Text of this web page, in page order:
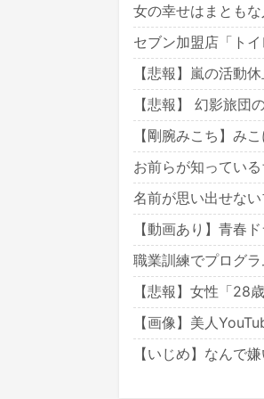
女の幸せはまとも
セブン加盟店「ト
【悲報】嵐の活動
【悲報】 幻影旅団
【剛腕みこち】み
お前らが知ってい
名前が思い出せな
【動画あり】青春
職業訓練でプログ
【悲報】女性「28
【画像】美人
【いじめ】なんで